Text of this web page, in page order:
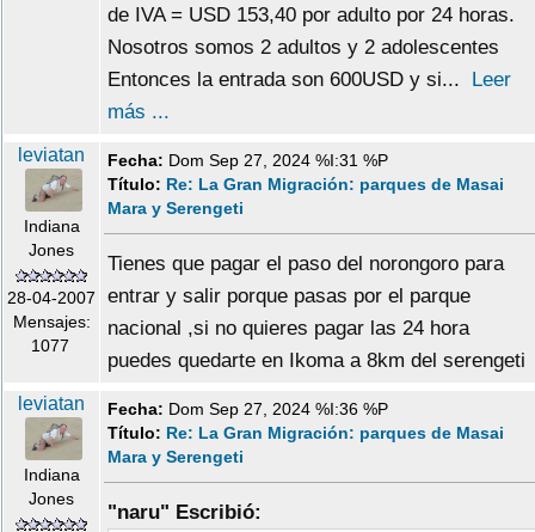
de IVA = USD 153,40 por adulto por 24 horas.
Nosotros somos 2 adultos y 2 adolescentes
Entonces la entrada son 600USD y si... Leer
más ...
leviatan
Indiana
Jones
28-04-2007
Mensajes:
1077
Fecha: Dom Sep 27, 2024 %I:31 %P
Título: Re: La Gran Migración: parques de Masai
Mara y Serengeti
Tienes que pagar el paso del norongoro para
entrar y salir porque pasas por el parque
nacional ,si no quieres pagar las 24 hora
puedes quedarte en Ikoma a 8km del serengeti
leviatan
Indiana
Jones
Fecha: Dom Sep 27, 2024 %I:36 %P
Título: Re: La Gran Migración: parques de Masai
Mara y Serengeti
"naru" Escribió: